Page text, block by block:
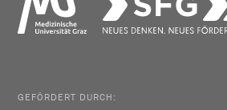
GEFÖRDERT DURCH: